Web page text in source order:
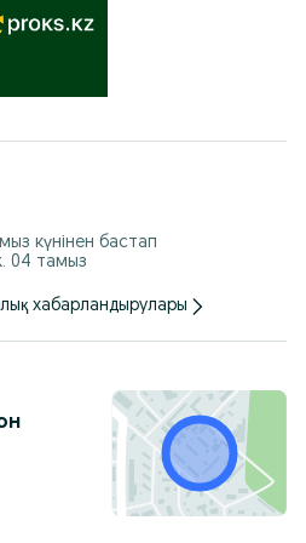
күнінен бастап
04 тамыз
хабарландырулары